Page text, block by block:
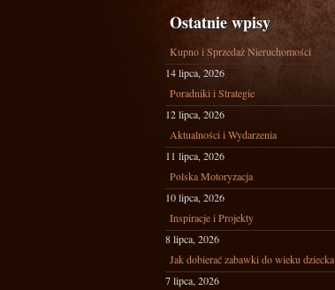
Ostatnie wpisy
Kupno i Sprzedaż Nieruchomości
14 lipca, 2026
Poradniki i Strategie
12 lipca, 2026
Aktualności i Wydarzenia
11 lipca, 2026
Polska Motoryzacja
10 lipca, 2026
Inspiracje i Projekty
8 lipca, 2026
Jak dobierać zabawki do wieku dziecka
7 lipca, 2026